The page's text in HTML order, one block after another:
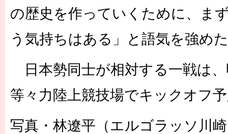
の歴史を作っていくために、ま
う気持ちはある」と語気を強め
日本勢同士が相対する一戦は
等々力陸上競技場でキックオフ
写真・林遼平（エルゴラッソ川